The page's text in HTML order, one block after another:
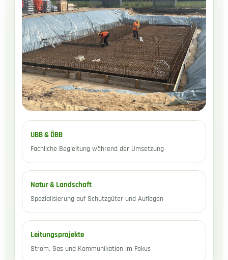
UBB & ÖBB
Fachliche Begleitung während der Umsetzung
Natur & Landschaft
Spezialisierung auf Schutzgüter und Auflagen
Leitungsprojekte
Strom, Gas und Kommunikation im Fokus